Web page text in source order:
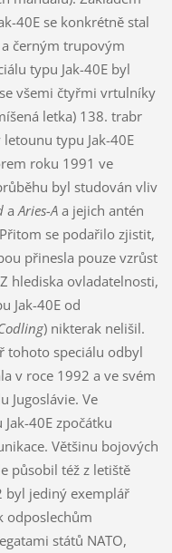
40E se konkrétně stal
černým trupovým
typu Jak-40E byl
všemi čtyřmi vrtulníky
letka) 138. trabr
typu Jak-40E
roku 1991 ve
byl studován vliv
a Aries-Aa jejich antén
se podařilo zjistit,
přinesla pouze vzrůst
hlediska ovladatelnosti,
Jak-40E od
) nikterak nelišil.
tohoto speciálu odbyl
v roce 1992 a ve svém
Jugoslávie. Ve
40E zpočátku
Většinu bojových
působil též z letiště
byl jediný exemplář
odposlechům
států NATO,